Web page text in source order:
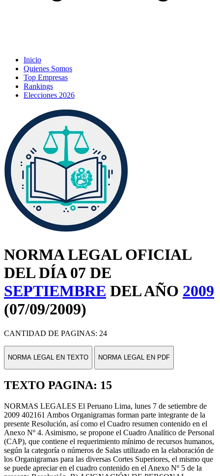
Inicio
Quienes Somos
Top Empresas
Rankings
Elecciones 2026
NORMA LEGAL OFICIAL
DEL DÍA 07 DE
SEPTIEMBRE DEL AÑO 2009
(07/09/2009)
CANTIDAD DE PAGINAS: 24
NORMA LEGAL EN TEXTO NORMA LEGAL EN PDF
TEXTO PAGINA: 15
NORMAS LEGALES El Peruano Lima, lunes 7 de setiembre de
2009 402161 Ambos Organigramas forman parte integrante de la
presente Resolución, así como el Cuadro resumen contenido en el
Anexo Nº 4. Asimismo, se propone el Cuadro Analítico de Personal
(CAP), que contiene el requerimiento mínimo de recursos humanos,
según la categoría o números de Salas utilizado en la elaboración de
los Organigramas para las diversas Cortes Superiores, el mismo que
se puede apreciar en el cuadro contenido en el Anexo Nº 5 de la